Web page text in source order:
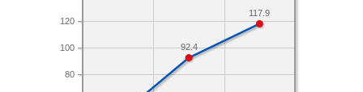
80
100
120
117.9
92.4